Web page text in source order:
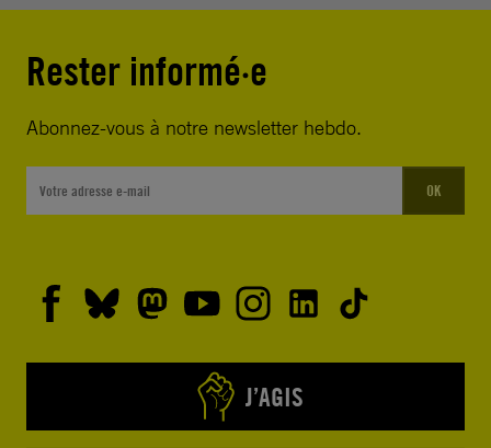
Rester informé·e
Abonnez-vous à notre newsletter hebdo.
OK
J’AGIS